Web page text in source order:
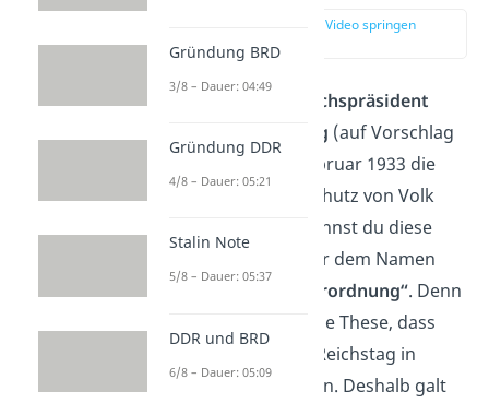
zur Stelle im Video springen
Außerdem erließ
Reichspräsident
Paul von Hindenburg (auf Vorschlag
der Nazis) am 28. Februar 1933 die
„Verordnung zum Schutz von Volk
und Staat“. Heute kennst du diese
Notverordnung unter dem Namen
„Reichstagsbrandverordnung“. Denn
die Nazis vertraten die These, dass
KPD-Mitglieder den Reichstag in
Brand gesteckt hätten. Deshalb galt
Gründung BRD
3/8 – Dauer: 04:49
Gründung DDR
4/8 – Dauer: 05:21
Stalin Note
5/8 – Dauer: 05:37
DDR und BRD
6/8 – Dauer: 05:09